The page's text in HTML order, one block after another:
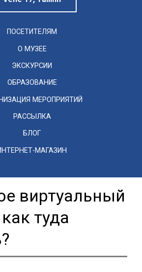
ПОСЕТИТЕЛЯМ
О МУЗЕЕ
ЭКСКУРСИИ
ОБРАЗОВАНИЕ
МЕРОПРИЯТИЙ
РАССЫЛКА
БЛОГ
МАГАЗИН
виртуальный
туда